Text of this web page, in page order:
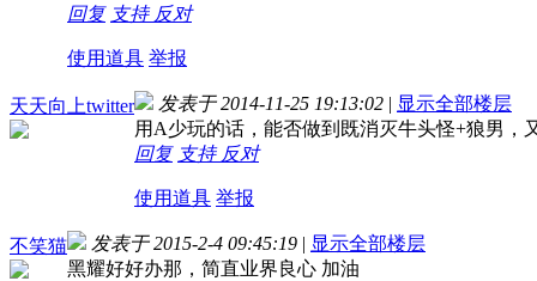
回复 支持 反对
使用道具 举报
天天向上twitter 发表于 2014-11-25 19:13:02 | 显示全部楼层
用A少玩的话，能否做到既消灭牛头怪+狼男，
回复 支持 反对
使用道具 举报
不笑猫 发表于 2015-2-4 09:45:19 | 显示全部楼层
黑耀好好办那，简直业界良心 加油